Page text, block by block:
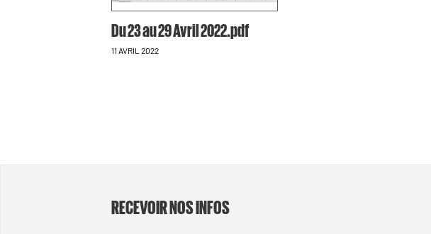
Du 23 au 29 Avril 2022.pdf
11 AVRIL 2022
RECEVOIR NOS INFOS